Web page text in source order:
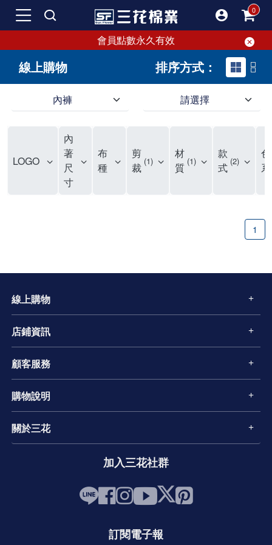
會員點數永久有效
線上購物 排序方式：
內褲 請選擇
LOGO
內
著
尺
寸
布
種
剪
裁 1
材
質 1
款
式 2
色
系
1
線上購物
店鋪資訊
顧客服務
購物說明
關於三花
加入三花社群
訂閱電子報